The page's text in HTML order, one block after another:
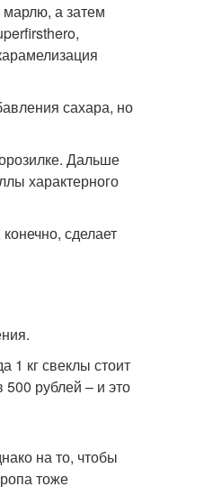
марлю, а затем
сахара, но
Дальше
характерного
сделает
1 кг свеклы стоит
рублей – и это
на то, чтобы
тоже